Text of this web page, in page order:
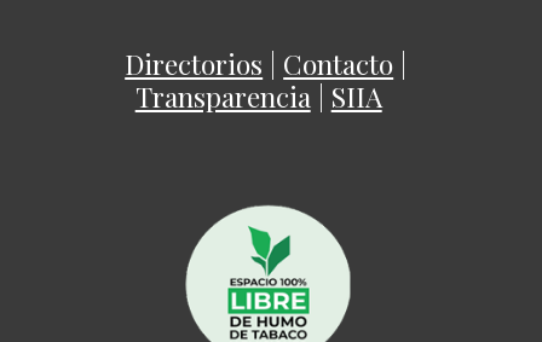
Directorios Contacto
Transparencia| SIIA